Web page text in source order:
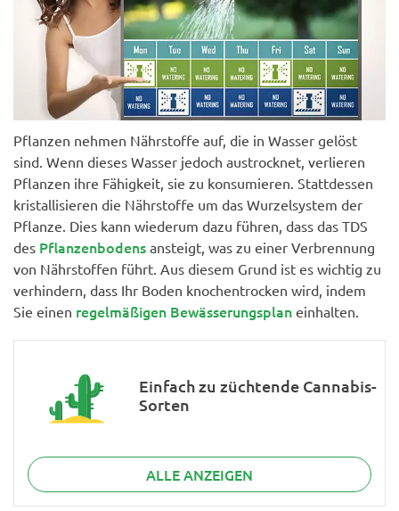
Pflanzen nehmen Nährstoffe auf, die in Wasser gelöst
sind. Wenn dieses Wasser jedoch austrocknet, verlieren
Pflanzen ihre Fähigkeit, sie zu konsumieren. Stattdessen
kristallisieren die Nährstoffe um das Wurzelsystem der
Pflanze. Dies kann wiederum dazu führen, dass das TDS
des Pflanzenbodens ansteigt, was zu einer Verbrennung
von Nährstoffen führt. Aus diesem Grund ist es wichtig zu
verhindern, dass Ihr Boden knochentrocken wird, indem
Sie einen regelmäßigen Bewässerungsplan einhalten.
Einfach zu züchtende Cannabis-
Sorten
ALLE ANZEIGEN